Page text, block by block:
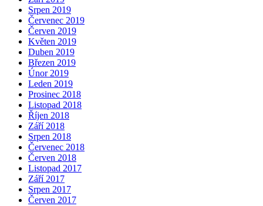
Srpen 2019
Červenec 2019
Červen 2019
Květen 2019
Duben 2019
Březen 2019
Únor 2019
Leden 2019
Prosinec 2018
Listopad 2018
Říjen 2018
Září 2018
Srpen 2018
Červenec 2018
Červen 2018
Listopad 2017
Září 2017
Srpen 2017
Červen 2017